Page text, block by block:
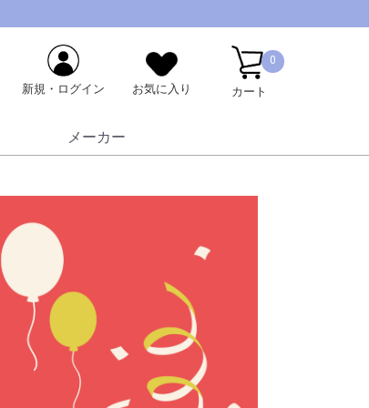
新規・ログイン お気に入り
0
カート
メーカー